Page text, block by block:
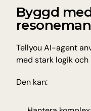
Byggd
Tellyou AI-agent
med stark logik
Den kan: